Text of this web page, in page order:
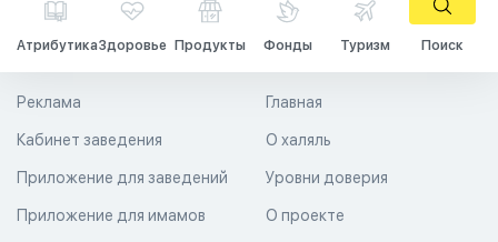
АтрибутикаЗдоровье Продукты Фонды Туризм Поиск
Главная
О халяль
Уровни доверия
Реклама
Кабинет заведения
Приложение для заведений
Приложение для имамов О проекте